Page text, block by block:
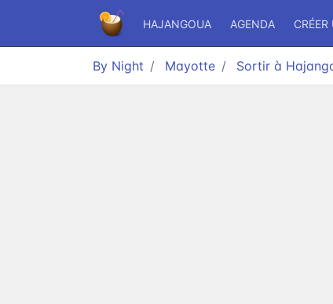
HAJANGOUA AGENDA
By Night Mayotte Sortir à